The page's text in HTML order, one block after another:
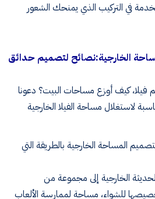
في التركيب الذي يمنحك الشعور
الخارجية:نصائح لتصميم حدائق
كيف أوزع مساحات البيت؟ دعونا
لاستغلال مساحة الفيلا الخارجية
المساحة الخارجية بالطريقة التي
الخارجية إلى مجموعة من
للشواء، مساحة لممارسة الألعاب